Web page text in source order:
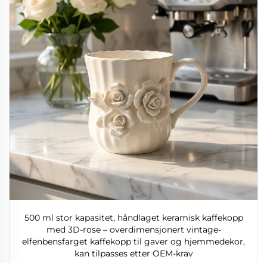
500 ml stor kapasitet, håndlaget keramisk kaffekopp
med 3D-rose – overdimensjonert vintage-
elfenbensfarget kaffekopp til gaver og hjemmedekor,
kan tilpasses etter OEM-krav